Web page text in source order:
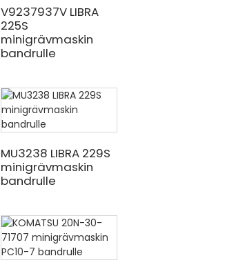
V9237937V LIBRA
225S
minigrävmaskin
bandrulle
MU3238 LIBRA 229S
minigrävmaskin
bandrulle